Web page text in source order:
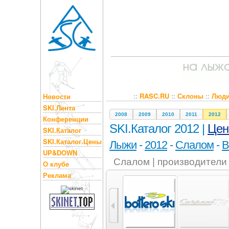
Новости
SKI.Лента
Конференции
SKI.Каталог
SKI.Каталог.Цены
UP&DOWN
О клубе
Реклама
:: RASC.RU:: Склоны::
2008 2009 2010 2011 2012
SKI.Каталог 2012 |
Лыжи - 2012- Слалом -
Слалом | производители